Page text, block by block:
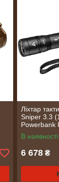
Ліхтар
Sniper 3.3
Powerbank
(THH0064)
В наявності
6 678 ₴